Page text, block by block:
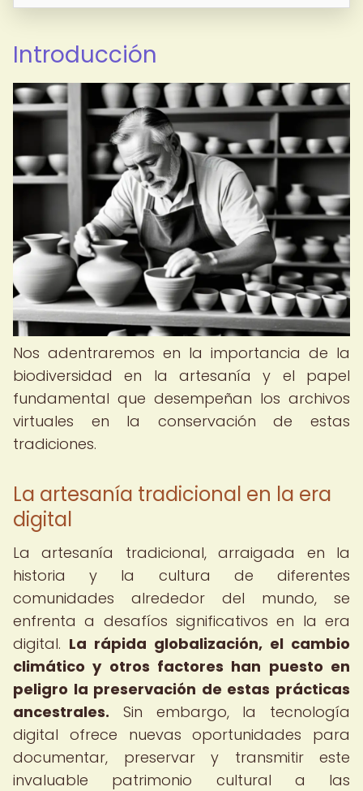
Introducción
Nos adentraremos en la importancia de la
biodiversidad en la artesanía y el papel
fundamental que desempeñan los archivos
virtuales en la conservación de estas
tradiciones.
La artesanía tradicional en la era
digital
La artesanía tradicional, arraigada en la
historia y la cultura de diferentes
comunidades alrededor del mundo, se
enfrenta a desafíos significativos en la era
digital. La rápida globalización, el cambio
climático y otros factores han puesto en
peligro la preservación de estas prácticas
ancestrales. Sin embargo, la tecnología
digital ofrece nuevas oportunidades para
documentar, preservar y transmitir este
invaluable patrimonio cultural a las